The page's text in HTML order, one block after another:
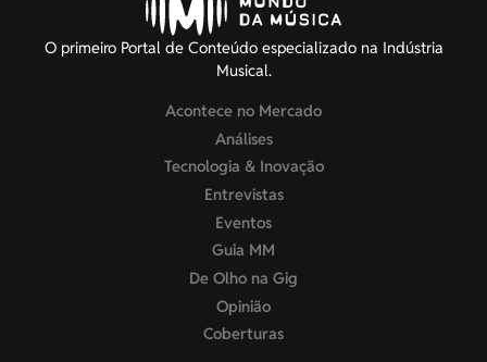
O primeiro Portal de Conteúdo especializado na Indústria
Musical.
Acontece no Mercado
Análises
Tecnologia & Inovação
Entrevistas
Eventos
Guia MM
De Olho na Gig
Opinião
Coberturas